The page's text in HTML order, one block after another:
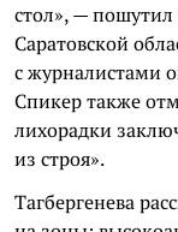
стол», —
Саратовской
с журналистами
Спикер также
лихорадки
из строя».
Тагбергенева